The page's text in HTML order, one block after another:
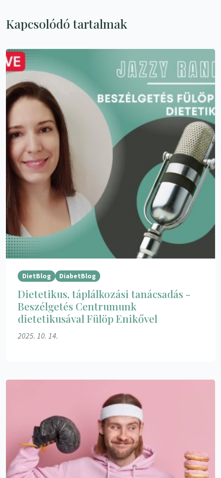
Kapcsolódó tartalmak
DietBlog DiabetBlog
Dietetikus, táplálkozási tanácsadás -
Beszélgetés Centrumunk
dietetikusával Fülöp Enikővel
2025. 10. 14.